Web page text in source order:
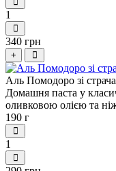
1
340 грн
+
Аль Помодоро зі
Домашня паста у
оливковою олією та
190 г
1